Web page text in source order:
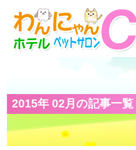
2015年 02月の記事一覧